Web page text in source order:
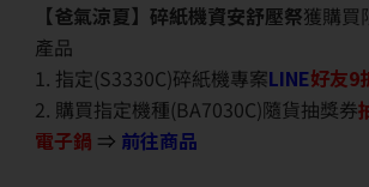
【爸氣涼夏】碎紙機資安舒壓祭獲購買
產品
1. 指定(S3330C)碎紙機專案LINE好友9
2. 購買指定機種(BA7030C)隨貨抽獎券
電子鍋 ⇒ 前往商品